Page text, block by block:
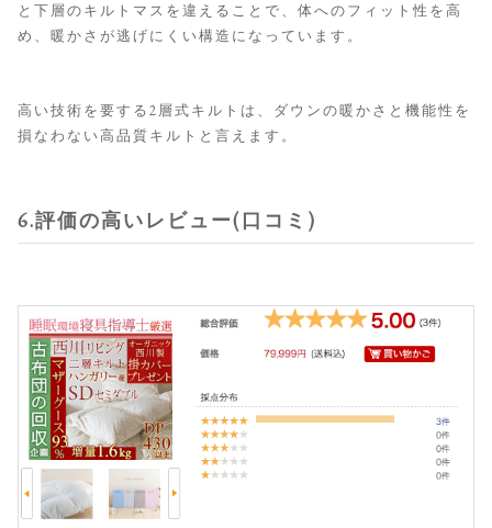
と下層のキルトマスを違えることで、体へのフィット性を高
め、暖かさが逃げにくい構造になっています。
高い技術を要する2層式キルトは、ダウンの暖かさと機能性を
損なわない高品質キルトと言えます。
6.評価の高いレビュー(口コミ)